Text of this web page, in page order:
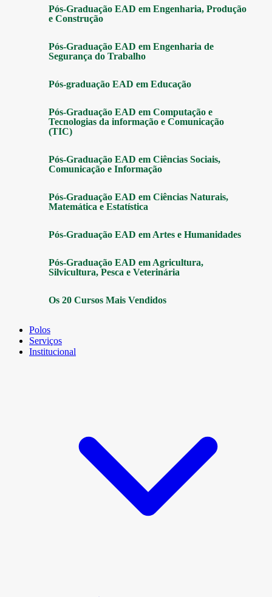
Pós-Graduação EAD em Engenharia, Produção
e Construção
Pós-Graduação EAD em Engenharia de
Segurança do Trabalho
Pós-graduação EAD em Educação
Pós-Graduação EAD em Computação e
Tecnologias da informação e Comunicação
(TIC)
Pós-Graduação EAD em Ciências Sociais,
Comunicação e Informação
Pós-Graduação EAD em Ciências Naturais,
Matemática e Estatística
Pós-Graduação EAD em Artes e Humanidades
Pós-Graduação EAD em Agricultura,
Silvicultura, Pesca e Veterinária
Os 20 Cursos Mais Vendidos
Polos
Serviços
Institucional